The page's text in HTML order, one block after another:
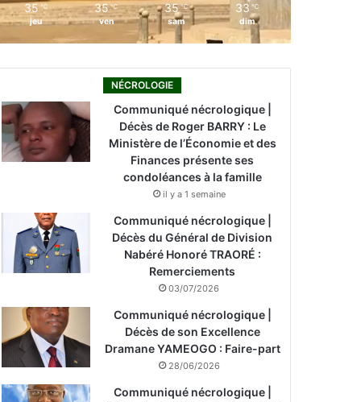
35 ℃
jeu
35 ℃
ven
35 ℃
sam
33 ℃
dim
NÉCROLOGIE
Communiqué nécrologique |
Décès de Roger BARRY : Le
Ministère de l’Économie et des
Finances présente ses
condoléances à la famille
il y a 1 semaine
Communiqué nécrologique |
Décès du Général de Division
Nabéré Honoré TRAORÉ :
Remerciements
03/07/2026
Communiqué nécrologique |
Décès de son Excellence
Dramane YAMEOGO : Faire-part
28/06/2026
Communiqué nécrologique |